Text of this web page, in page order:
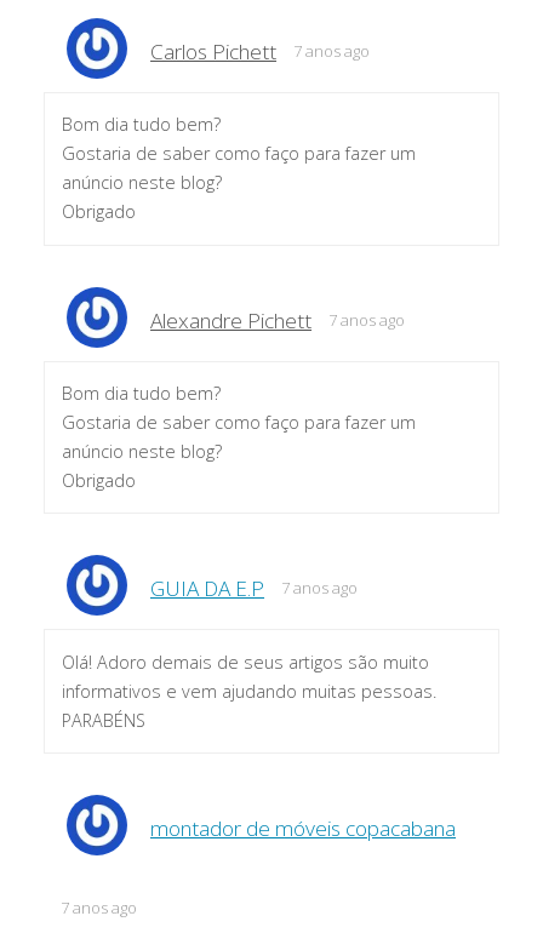
Carlos Pichett 7 anos ago
Bom dia tudo bem?
Gostaria de saber como faço para fazer um
anúncio neste blog?
Obrigado
Alexandre Pichett 7 anos ago
Bom dia tudo bem?
Gostaria de saber como faço para fazer um
anúncio neste blog?
Obrigado
GUIA DA E.P 7 anos ago
Olá! Adoro demais de seus artigos são muito
informativos e vem ajudando muitas pessoas.
PARABÉNS
montador de móveis copacabana
7 anos ago